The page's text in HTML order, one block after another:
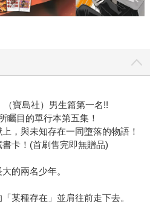
寶島社）男生篇第一名!!
矚目的單行本第五集！
，與未知存在一同墮落的物語！
卡！(首刷售完即無贈品)
的兩名少年。
某種存在」並肩往前走下去。